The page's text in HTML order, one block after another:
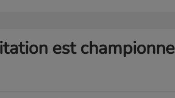
est championne